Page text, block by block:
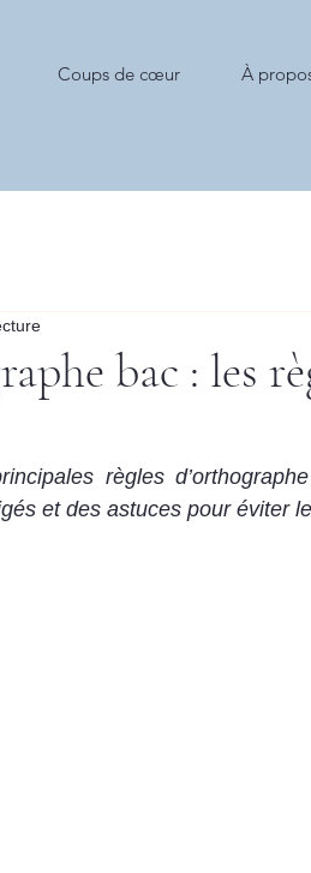
Coups de cœur À
bac : les
règles
et des astuces pour éviter